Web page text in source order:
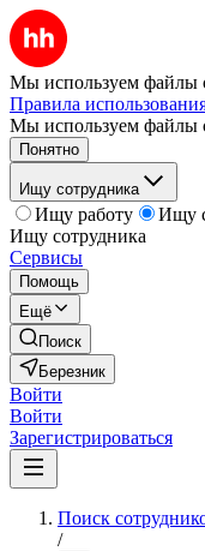
Мы используем файлы
Правила
Мы используем файлы
Понятно
Ищу сотрудника
Ищу работу
Ищу
Ищу сотрудника
Сервисы
Помощь
Ещё
Поиск
Березник
Войти
Войти
Зарегистрироваться
Поиск
/